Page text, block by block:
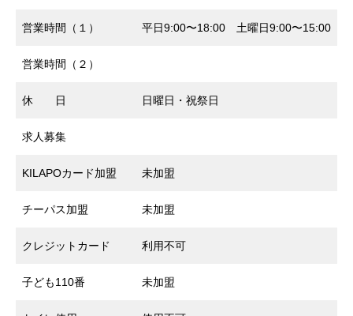
営業時間（１） 平日9:00〜18:00 土曜日9:00〜15:00
営業時間（２）
休 日 日曜日・祝祭日
求人募集
KILAPOカード加盟 未加盟
チーパス加盟 未加盟
クレジットカード 利用不可
子ども110番 未加盟